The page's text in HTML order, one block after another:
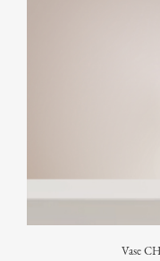
Vase